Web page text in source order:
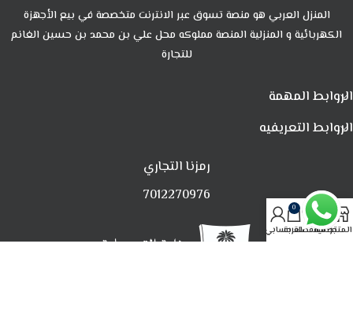
المنزل العربي هو منصة تسوق عبر الانترنت متخصصة في بيع الأجهزة
الكهربائية و المنزلية المنصة مملوكه محل علي بن محمد بن حسين الغانم
للتجارة
الروابط المهمة
الروابط التعريفيه
رمزنا التجاري
7012270976
المتجرتصفيةالمفضلة
0
العربةحسابي